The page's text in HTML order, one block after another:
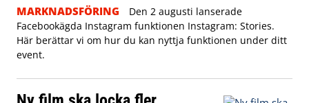
MARKNADSFÖRING
Den 2 augusti lanserade
Facebookägda Instagram funktionen Instagram: Stories.
Här berättar vi om hur du kan nyttja funktionen under ditt
event.